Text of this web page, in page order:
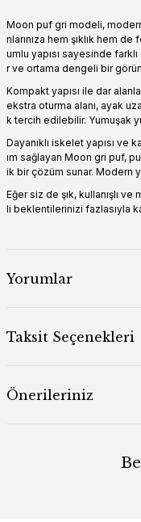
Moon puf gri modeli,
nlarınıza hem şıklık hem
umlu yapısı sayesinde
r ve ortama dengeli bir
Kompakt yapısı ile dar
ekstra oturma alanı, ayak
k tercih edilebilir. Yumuşak
Dayanıklı iskelet yapısı ve
ım sağlayan Moon gri puf,
ik bir çözüm sunar. Modern
Eğer siz de şık, kullanışlı
li beklentilerinizi fazlasıyla
Yorumlar
Taksit Seçenekleri
Önerileriniz